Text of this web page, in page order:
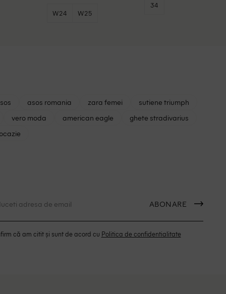
W24 W25
34
asos romania zara femei
sutiene triumph
vero moda american eagle
ghete stradivarius
ABONARE
că am citit și sunt de acord cu Politica de confidentialitate